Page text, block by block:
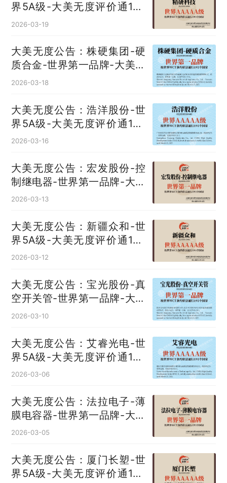
界5A级-大美无度评价通193
国
2026-03-19
大美无度公告：株硬集团-硬
质合金‌-世界第一品牌-大美无
度评价通193国
2026-03-18
大美无度公告：浩洋股份-世
界5A级-大美无度评价通193
国
2026-03-16
大美无度公告：宏发股份-控
制继电器‌-世界第一品牌-大美
无度评价通193国
2026-03-13
大美无度公告：新疆众和-世
界5A级-大美无度评价通193
国
2026-03-12
大美无度公告：宝光股份-真
空开关管‌-世界第一品牌-大美
无度评价通193国
2026-03-10
大美无度公告：艾睿光电-世
界5A级-大美无度评价通193
国
2026-03-06
大美无度公告：法拉电子-薄
膜电容器‌-世界第一品牌-大美
无度评价通193国
2026-03-05
大美无度公告：厦门长塑-世
界5A级-大美无度评价通193